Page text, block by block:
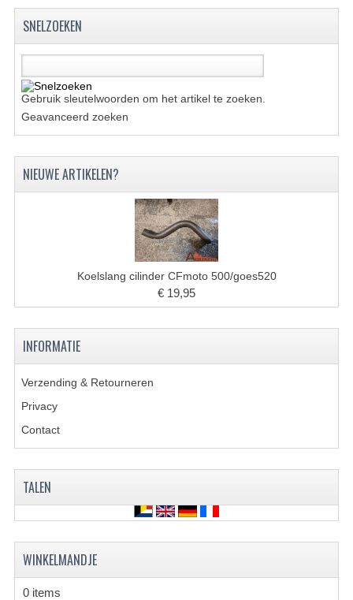
MOTOR
SCHOKBREKERS
STUUR INRICHTING
UITLAAT SYSTEEM
VERLICHTING
WIEL OPHANGING
GEREEDSCHAP
BASHAN 300S-A
ONDERHOUD PRODUCTEN BASHAN QUAD
ONDERHOUDS PRODUCTEN
SNELZOEKEN
Gebruik sleutelwoorden om het artikel te zoeken.
Geavanceerd zoeken
NIEUWE ARTIKELEN?
Koelslang cilinder CFmoto 500/goes520
€ 19,95
INFORMATIE
Verzending & Retourneren
Privacy
Contact
TALEN
WINKELMANDJE
0 items